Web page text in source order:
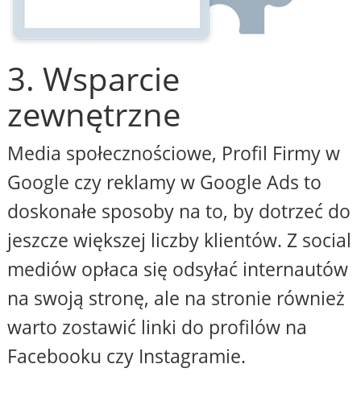
3. Wsparcie
zewnętrzne
Media społecznościowe, Profil Firmy w
Google czy reklamy w Google Ads to
doskonałe sposoby na to, by dotrzeć do
jeszcze większej liczby klientów. Z social
mediów opłaca się odsyłać internautów
na swoją stronę, ale na stronie również
warto zostawić linki do profilów na
Facebooku czy Instagramie.